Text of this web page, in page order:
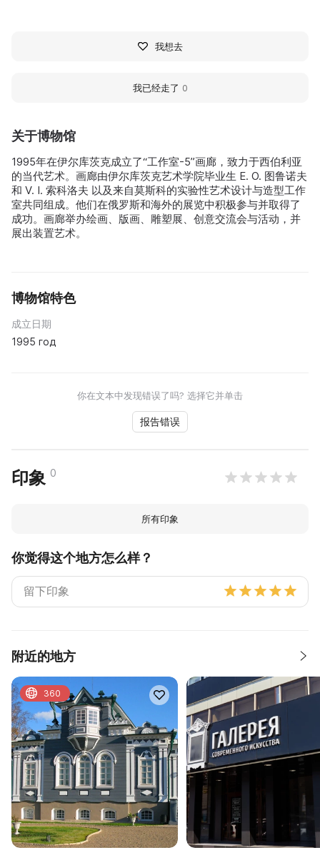
关于博物馆
1995年在伊尔库茨克成立了“工作室-5”画廊，致力于西伯利亚
的当代艺术。画廊由伊尔库茨克艺术学院毕业生 E. O. 图鲁诺夫
和 V. I. 索科洛夫 以及来自莫斯科的实验性艺术设计与造型工作
室共同组成。他们在俄罗斯和海外的展览中积极参与并取得了
成功。画廊举办绘画、版画、雕塑展、创意交流会与活动，并
展出装置艺术。
博物馆特色
成立日期
1995 год
你在文本中发现错误了吗? 选择它并单击
报告错误
印象 0
所有印象
你觉得这个地方怎么样？
附近的地方
360
我想去
我已经走了 0